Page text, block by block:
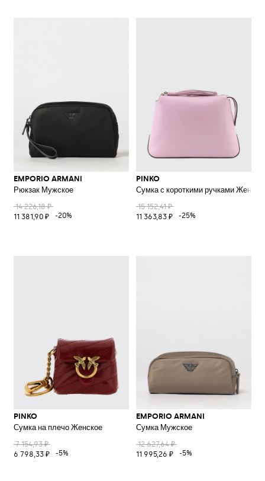
EMPORIO ARMANI
Рюкзак Мужское
14 226,18 ₽
11 381,90 ₽
-20%
PINKO
Сумка с короткими ручками
15 152,41 ₽
11 363,83 ₽
-25%
PINKO
Сумка на плечо Женское
7 154,93 ₽
6 798,33 ₽
-5%
EMPORIO ARMANI
Сумка Мужское
12 627,64 ₽
11 995,26 ₽
-5%